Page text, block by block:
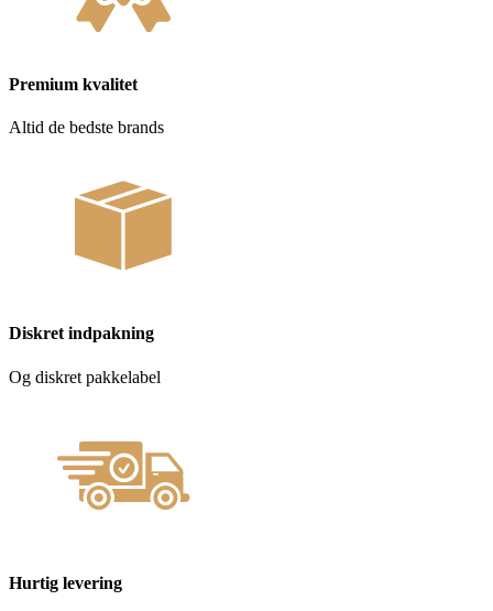
Premium kvalitet
Altid de bedste brands
Diskret indpakning
Og diskret pakkelabel
Hurtig levering